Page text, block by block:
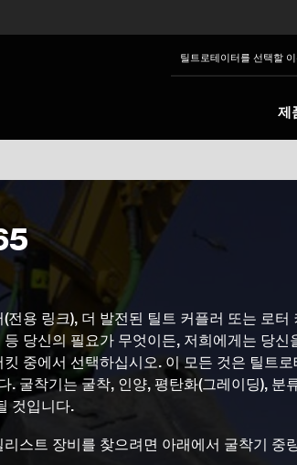
틸트로테이터를 선택할
제
Switch to United Kingdom
Switch to Netherlands
전용 링크), 더 발전된 틸트 커플러 또는 로터
당신의 필요가 무엇이든, 저희에게는 당신
중에서 선택하십시오. 이 모든 것은 틸트
. 굴착기는 굴착, 인양, 평탄화(그레이딩), 분
것입니다.
스트 장비를 찾으려면 아래에서 굴착기 중